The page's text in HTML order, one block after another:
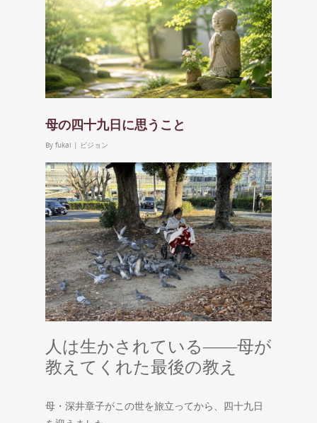
母の四十九日に思うこと
By fukai | ビジョン
人は生かされている――母が
教えてくれた最後の教え
母・深井章子がこの世を旅立ってから、四十九日